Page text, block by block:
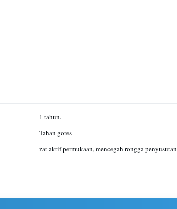
1 tahun.
Tahan gores
zat aktif permukaan, mencegah rongga penyusutan